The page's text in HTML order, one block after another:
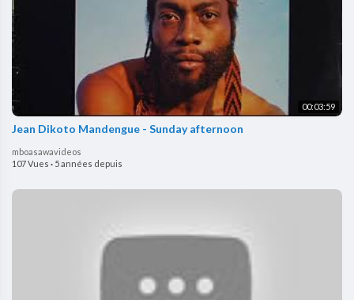
00:03:59
Jean Dikoto Mandengue - Sunday afternoon
mboasawavideos
107 Vues · 5 années depuis